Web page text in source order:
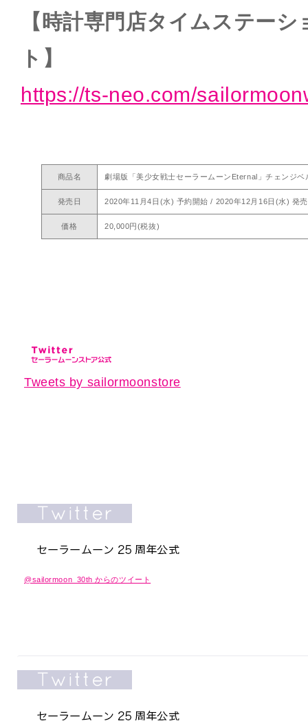
【時計専門店タイムステー
ト】
https://ts-neo.com/
商品名 劇場版「美少女戦士セーラームーンEternal」チェンジベ
発売日 2020年11月4日(水) 予約開始 / 2020年12月16日(水) 発売
価格 20,000円(税抜)
Tweets by sailormoonstore
@sailormoon_30th からのツイート